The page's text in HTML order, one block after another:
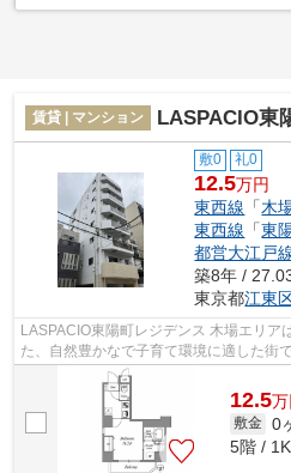
賃貸 | マンション LASPACIO東
敷0 礼0
12.5万円
東西線 「木
東西線 「東
都営大江戸
築8年 /
東京都江東
LASPACIO東陽町レジデンス 木場エリアは、都心までのアクセスが良好。ま
た、自然豊かなで子育て環境に適した街
り、季節ごとに自然を感じられるのも...
12.5万
敷金 0
5階 /